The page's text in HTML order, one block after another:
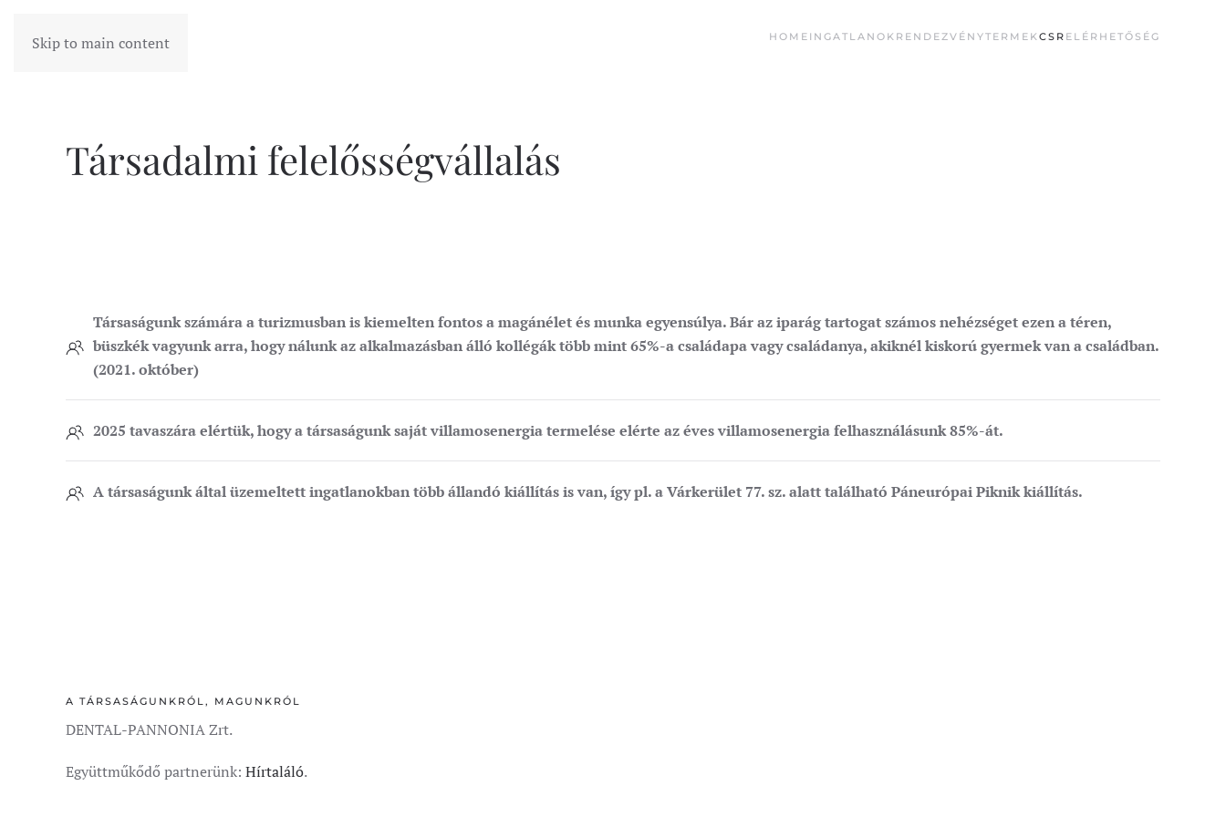
Skip to main content HOME INGATLANOK RENDEZVÉNYTERMEK CSR ELÉRHETŐSÉG
Társadalmi felelősségvállalás
Társaságunk számára a turizmusban is kiemelten fontos a magánélet és munka egyensúlya. Bár az iparág tartogat számos nehézséget ezen a téren,
büszkék vagyunk arra, hogy nálunk az alkalmazásban álló kollégák több mint 65%-a családapa vagy családanya, akiknél kiskorú gyermek van a családban.
(2021. október)
2025 tavaszára elértük, hogy a társaságunk saját villamosenergia termelése elérte az éves villamosenergia felhasználásunk 85%-át.
A társaságunk által üzemeltett ingatlanokban több állandó kiállítás is van, így pl. a Várkerület 77. sz. alatt található Páneurópai Piknik kiállítás.
A TÁRSASÁGUNKRÓL, MAGUNKRÓL
DENTAL-PANNONIA Zrt.
Együttműkődő partnerünk: Hírtaláló.